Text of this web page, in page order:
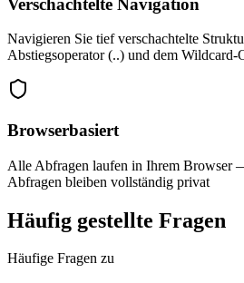
Navigieren Sie tief verschachtelte
Abstiegsoperator (..) und dem Wildcard-
Browserbasiert
Alle Abfragen laufen in Ihrem Browser
Abfragen bleiben vollständig privat
Häufig gestellte Fragen
Häufige Fragen zu